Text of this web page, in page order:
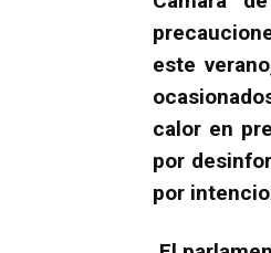
este
calor en
por
por